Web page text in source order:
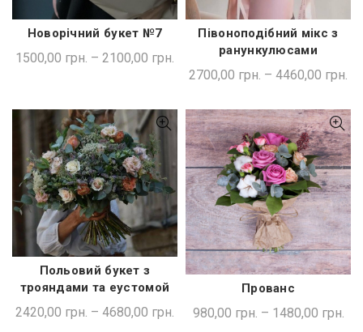
ШВИДКА ПОКУПКА
Новорічний букет №7
1500,00 грн. – 2100,00 грн.
ШВИДКА ПОКУПКА
Півоноподібний мікс з
ранункулюсами
2700,00 грн. – 4460,00 грн.
ШВИДКА ПОКУПКА
Польовий букет з
трояндами та еустомой
2420,00 грн. – 4680,00 грн.
ШВИДКА ПОКУПКА
Прованс
980,00 грн. – 1480,00 грн.